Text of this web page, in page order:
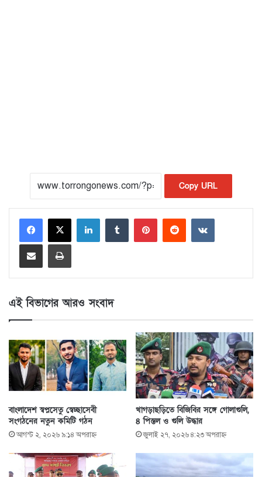
Copy URL
LinkedIn
এই বিভাগের আরও সংবাদ
বাংলাদেশ স্বপ্নসেতু স্বেচ্ছাসেবী
সংগঠনের নতুন কমিটি গঠন
আগস্ট ২, ২০২৬ ৯:১৪ অপরাহ্ণ
খাগড়াছড়িতে বিজিবির সঙ্গে গোলাগুলি,
৪ পিস্তল ও গুলি উদ্ধার
জুলাই ২৭, ২০২৬ ৪:২৩ অপরাহ্ণ